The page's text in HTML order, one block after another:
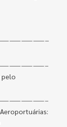
pelo